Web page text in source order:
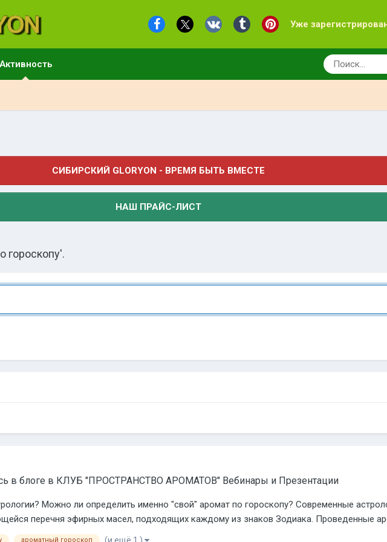
Уже
Активность
СИБИРСКИЙ GLORYON - ВРЕМЯ БЫТЬ ВМЕСТЕ
НАШ ПРАЙС-ЛИСТ
гороскопу'.
в блоге в КЛУБ "ПРОСТРАНСТВО АРОМАТОВ" Вебинары и Презентации
Можно ли определить именно "свой" аромат по гороскопу? Современные
перечня эфирных масел, подходящих каждому из знаков Зодиака. Проведенные
ароматный гороскоп